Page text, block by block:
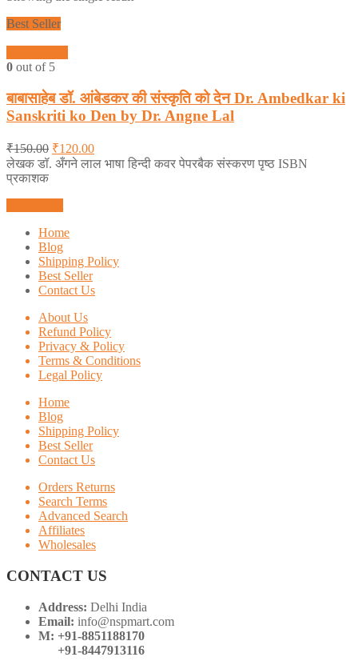
Best Seller
0 out of 5
बाबासाहेब डॉ. आंबेडकर की संस्कृति को देन Dr. Ambedkar ki
Sanskriti ko Den by Dr. Angne Lal
₹150.00 ₹120.00
लेखक डॉ. अँगने लाल भाषा हिन्दी कवर पेपरबैक संस्करण पृष्ठ ISBN
प्रकाशक
Home
Blog
Shipping Policy
Best Seller
Contact Us
About Us
Refund Policy
Privacy & Policy
Terms & Conditions
Legal Policy
Home
Blog
Shipping Policy
Best Seller
Contact Us
Orders Returns
Search Terms
Advanced Search
Affiliates
Wholesales
CONTACT US
Address: Delhi India
Email: info@nspmart.com
M: +91-8851188170
+91-8447913116